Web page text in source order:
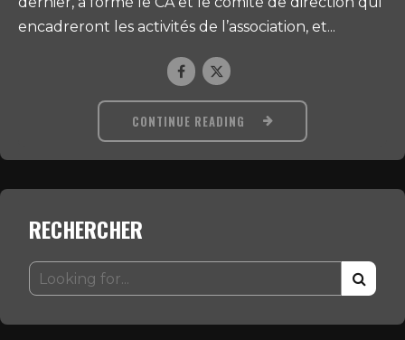
encadreront les activités de l’association, et...
CONTINUE READING
RECHERCHER